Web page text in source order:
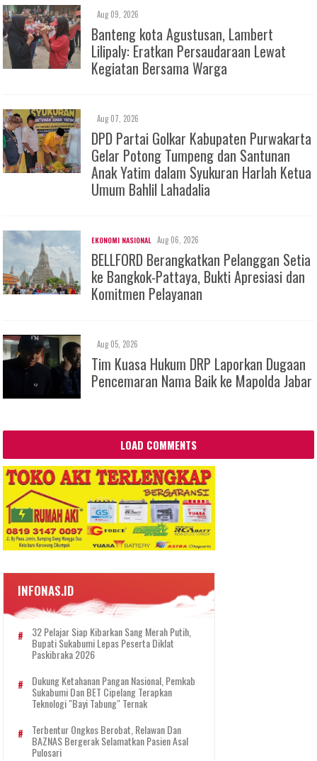
Aug 09, 2026
Banteng kota Agustusan, Lambert
Lilipaly: Eratkan Persaudaraan Lewat
Kegiatan Bersama Warga
Aug 07, 2026
DPD Partai Golkar Kabupaten Purwakarta
Gelar Potong Tumpeng dan Santunan
Anak Yatim dalam Syukuran Harlah Ketua
Umum Bahlil Lahadalia
EKONOMI NASIONAL Aug 06, 2026
BELLFORD Berangkatkan Pelanggan Setia
ke Bangkok-Pattaya, Bukti Apresiasi dan
Komitmen Pelayanan
Aug 05, 2026
Tim Kuasa Hukum DRP Laporkan Dugaan
Pencemaran Nama Baik ke Mapolda Jabar
LOAD COMMENTS
INFONAS.ID
32 Pelajar Siap Kibarkan Sang Merah Putih,
Bupati Sukabumi Lepas Peserta Diklat
Paskibraka 2026
Dukung Ketahanan Pangan Nasional, Pemkab
Sukabumi Dan BET Cipelang Terapkan
Teknologi "Bayi Tabung" Ternak
Terbentur Ongkos Berobat, Relawan Dan
BAZNAS Bergerak Selamatkan Pasien Asal
Pulosari